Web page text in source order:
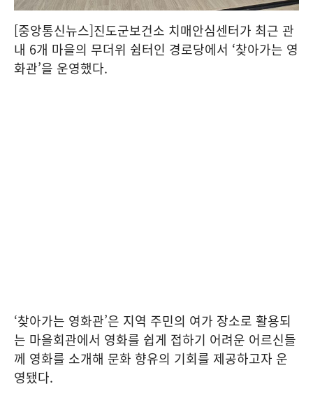
[중앙통신뉴스]진도군보건소 치매안심센터가 최근 관
내 6개 마을의 무더위 쉼터인 경로당에서 ‘찾아가는 영
화관’을 운영했다.
‘찾아가는 영화관’은 지역 주민의 여가 장소로 활용되
는 마을회관에서 영화를 쉽게 접하기 어려운 어르신들
께 영화를 소개해 문화 향유의 기회를 제공하고자 운
영됐다.